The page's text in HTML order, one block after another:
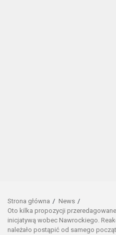
Strona główna
News
Oto kilka propozycji
inicjatywą wobec Nawrockiego.
należało postąpić od samego